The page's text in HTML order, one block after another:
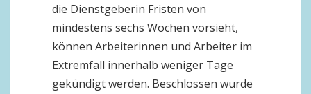
die Dienstgeberin Fristen von
mindestens sechs Wochen vorsieht,
können Arbeiterinnen und Arbeiter im
Extremfall innerhalb weniger Tage
gekündigt werden. Beschlossen wurde